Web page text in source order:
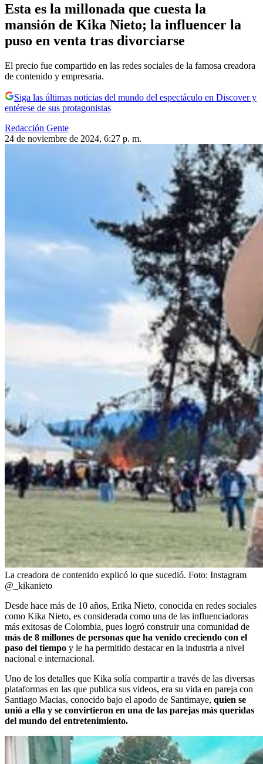
Esta es la millonada que cuesta la
mansión de Kika Nieto; la influencer la
puso en venta tras divorciarse
El precio fue compartido en las redes sociales de la famosa creadora
de contenido y empresaria.
Siga las últimas noticias del mundo del espectáculo en Discover y
entérese de sus protagonistas
Redacción Gente
24 de noviembre de 2024, 6:27 p. m.
La creadora de contenido explicó lo que sucedió. Foto: Instagram
@_kikanieto
Desde hace más de 10 años, Erika Nieto, conocida en redes sociales
como Kika Nieto, es considerada como una de las influenciadoras
más exitosas de Colombia, pues logró construir una comunidad de
más de 8 millones de personas que ha venido creciendo con el
paso del tiempo y le ha permitido destacar en la industria a nivel
nacional e internacional.
Uno de los detalles que Kika solía compartir a través de las diversas
plataformas en las que publica sus videos, era su vida en pareja con
Santiago Macias, conocido bajo el apodo de Santimaye, quien se
unió a ella y se convirtieron en una de las parejas más queridas
del mundo del entretenimiento.